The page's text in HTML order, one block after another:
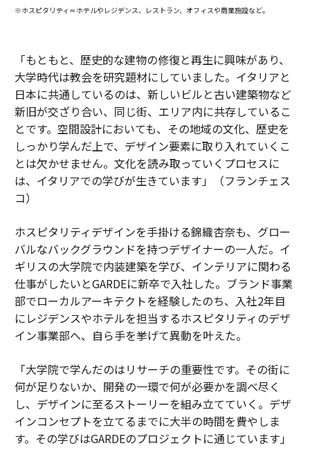
※ホスピタリティ＝ホテルやレジデンス、レストラン、オフィスや商業施設など。
「もともと、歴史的な建物の修復と再生に興味があり、
大学時代は教会を研究題材にしていました。イタリアと
日本に共通しているのは、新しいビルと古い建築物など
新旧が交ざり合い、同じ街、エリア内に共存しているこ
とです。空間設計においても、その地域の文化、歴史を
しっかり学んだ上で、デザイン要素に取り入れていくこ
とは欠かせません。文化を読み取っていくプロセスに
は、イタリアでの学びが生きています」（フランチェス
コ）
ホスピタリティデザインを手掛ける錦織杏奈も、グロー
バルなバックグラウンドを持つデザイナーの一人だ。イ
ギリスの大学院で内装建築を学び、インテリアに関わる
仕事がしたいとGARDEに新卒で入社した。ブランド事業
部でローカルアーキテクトを経験したのち、入社2年目
にレジデンスやホテルを担当するホスピタリティのデザ
イン事業部へ、自ら手を挙げて異動を叶えた。
「大学院で学んだのはリサーチの重要性です。その街に
何が足りないか、開発の一環で何が必要かを調べ尽く
し、デザインに至るストーリーを組み立てていく。デザ
インコンセプトを立てるまでに大半の時間を費やしま
す。その学びはGARDEのプロジェクトに通じています」